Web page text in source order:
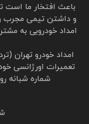
باعث افتخار ما است
و داشتن تیمی مجرب
امداد خودرویی به
امداد خودرو تهران
تعمیرات اورژانسی
شماره شبانه روزی